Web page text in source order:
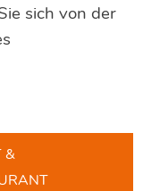
sich von der
&